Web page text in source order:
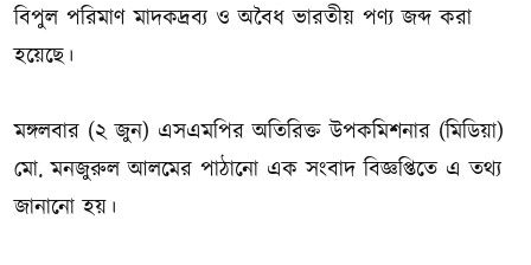
বিপুল পরিমাণ মাদকদ্রব্য ও অবৈধ ভারতীয় পণ্য জব্দ করা
হয়েছে।
মঙ্গলবার (২ জুন) এসএমপির অতিরিক্ত উপকমিশনার (মিডিয়া)
মো. মনজুরুল আলমের পাঠানো এক সংবাদ বিজ্ঞপ্তিতে এ তথ্য
জানানো হয়।